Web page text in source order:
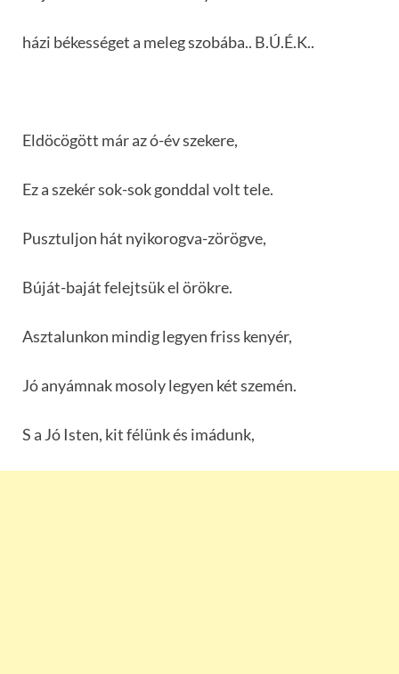
házi békességet a meleg szobába.. B.Ú.É.K..
Eldöcögött már az ó-év szekere,
Ez a szekér sok-sok gonddal volt tele.
Pusztuljon hát nyikorogva-zörögve,
Búját-baját felejtsük el örökre.
Asztalunkon mindig legyen friss kenyér,
Jó anyámnak mosoly legyen két szemén.
S a Jó Isten, kit félünk és imádunk,